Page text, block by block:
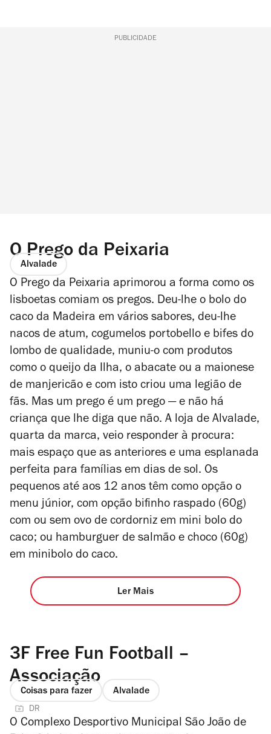
PUBLICIDADE
O Prego da Peixaria
Alvalade
O Prego da Peixaria aprimorou a forma como os
lisboetas comiam os pregos. Deu-lhe o bolo do
caco da Madeira em vários sabores, deu-lhe
nacos de atum, cogumelos portobello e bifes do
lombo de qualidade, muniu-o com produtos
como o queijo da Ilha, o abacate ou a maionese
de manjericão e com isto criou uma legião de
fãs. Mas um prego é um prego — e não há
criança que lhe diga que não. A loja de Alvalade,
quarta da marca, veio responder à procura:
mais espaço que as anteriores e uma esplanada
perfeita para famílias em dias de sol. Os
pequenos até aos 12 anos têm como opção o
menu júnior, com opção bifinho raspado (60g)
com ou sem ovo de cordorniz em mini bolo do
caco; ou hamburguer de salmão e choco (60g)
em minibolo do caco.
Ler Mais
3F Free Fun Football –
Associação
Coisas para fazer Alvalade
DR
O Complexo Desportivo Municipal São João de